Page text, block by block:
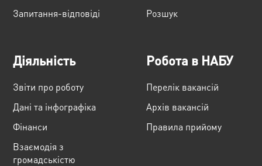
Запитання-відповіді
Розшук
Діяльність
Звіти про роботу
Дані та інфографіка
Фінанси
Взаємодія з
громадськістю
Робота в НАБУ
Перелік вакансій
Архів вакансій
Правила прийому